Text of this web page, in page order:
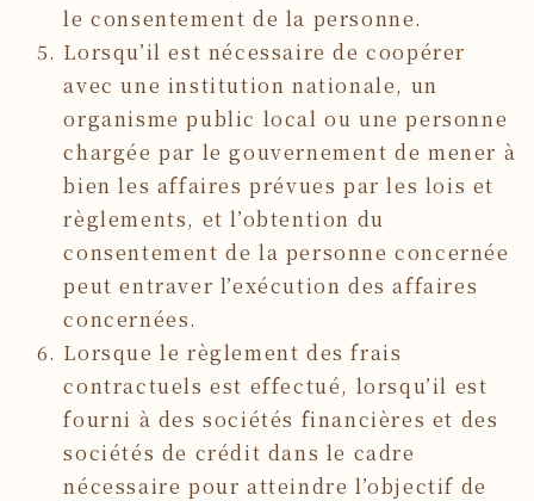
le consentement de la personne.
Lorsqu’il est nécessaire de coopérer
avec une institution nationale, un
organisme public local ou une personne
chargée par le gouvernement de mener à
bien les affaires prévues par les lois et
règlements, et l’obtention du
consentement de la personne concernée
peut entraver l’exécution des affaires
concernées.
Lorsque le règlement des frais
contractuels est effectué, lorsqu’il est
fourni à des sociétés financières et des
sociétés de crédit dans le cadre
nécessaire pour atteindre l’objectif de